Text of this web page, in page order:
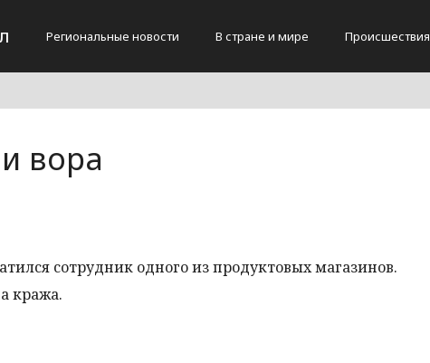
Региональные новости В стране и мире Происшествия
вора
сотрудник одного из продуктовых магазинов.
кража.